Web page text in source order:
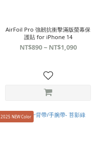
AirFoil Pro 強韌抗衝擊滿版螢幕保
護貼 for iPhone 14
NT$890 ~ NT$1,090
2025 NEW Color